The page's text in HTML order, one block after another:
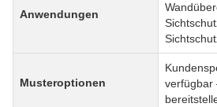
Anwendungen
Musteroptionen
verfügbar